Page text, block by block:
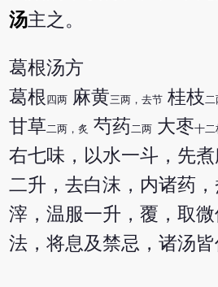
汤主之。
葛根汤方
葛根 四两 麻黄三两，去节 桂枝二
甘草二两，炙 芍药二两 大枣十二
右七味，以水一斗，先
二升，去白沫，内诸药
滓，温服一升，覆，取
法，将息及禁忌，诸汤皆